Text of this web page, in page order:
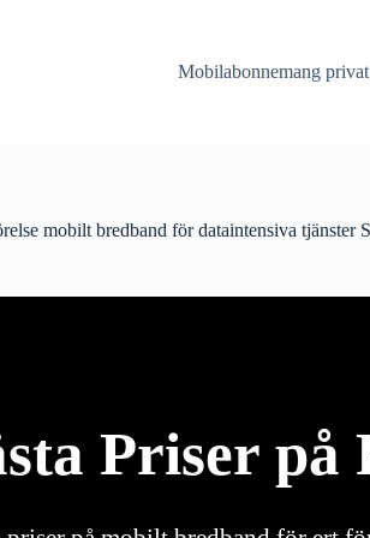
Mobilabonnemang privat
mobilt bredband för dataintensiva tjänster
Priser på